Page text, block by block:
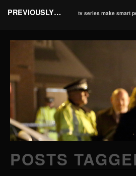
PREVIOUSLY… tv series make smart
POSTS